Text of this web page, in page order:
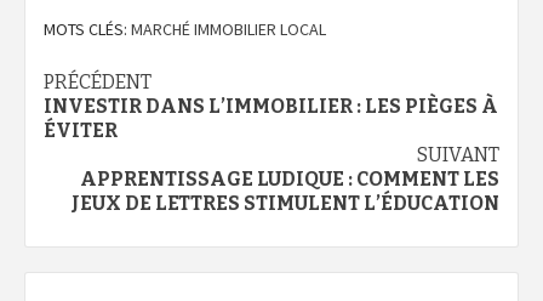
MOTS CLÉS: MARCHÉ IMMOBILIER LOCAL
Navigation
d’article
PRÉCÉDENT
INVESTIR DANS L’IMMOBILIER : LES PIÈGES À
ÉVITER
SUIVANT
APPRENTISSAGE LUDIQUE : COMMENT LES
JEUX DE LETTRES STIMULENT L’ÉDUCATION